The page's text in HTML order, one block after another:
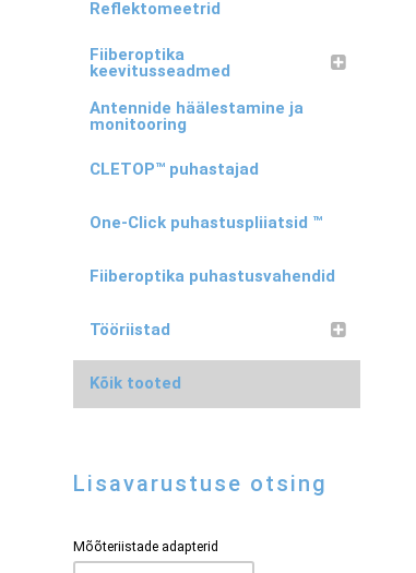
Reflektomeetrid
Fiiberoptika
keevitusseadmed
Antennide häälestamine ja
monitooring
CLETOP™ puhastajad
One-Click puhastuspliiatsid ™
Fiiberoptika puhastusvahendid
Tööriistad
Kõik tooted
Lisavarustuse otsing
Mõõteriistade adapterid